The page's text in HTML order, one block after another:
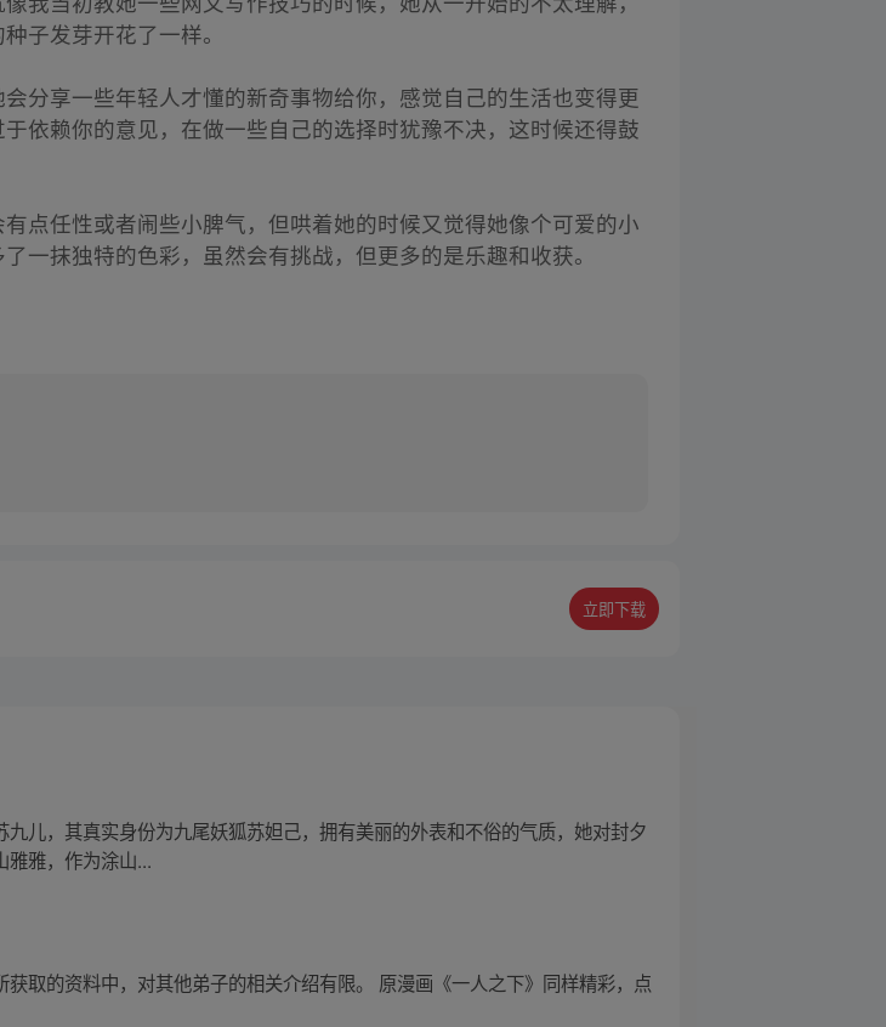
子发芽开花了一样。
分享一些年轻人才懂的新奇事物给你，感觉自己的生活也变得更
依赖你的意见，在做一些自己的选择时犹豫不决，这时候还得鼓
点任性或者闹些小脾气，但哄着她的时候又觉得她像个可爱的小
一抹独特的色彩，虽然会有挑战，但更多的是乐趣和收获。
立即下载
儿，其真实身份为九尾妖狐苏妲己，拥有美丽的外表和不俗的气质，她对封夕
雅雅，作为涂山...
取的资料中，对其他弟子的相关介绍有限。 原漫画《一人之下》同样精彩，点